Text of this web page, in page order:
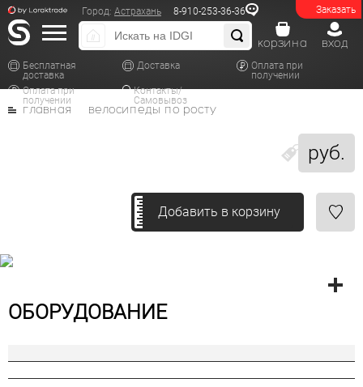
Заказать
Город: Астрахань 8-910-253-36-36
Бесплатная
доставка
Доставка
Оплата при
получении
Оплата при
получении
Контакты/
Самовывоз
вход
корзина
руб.
главная велосипеды по росту
Добавить в корзину
ОБОРУДОВАНИЕ